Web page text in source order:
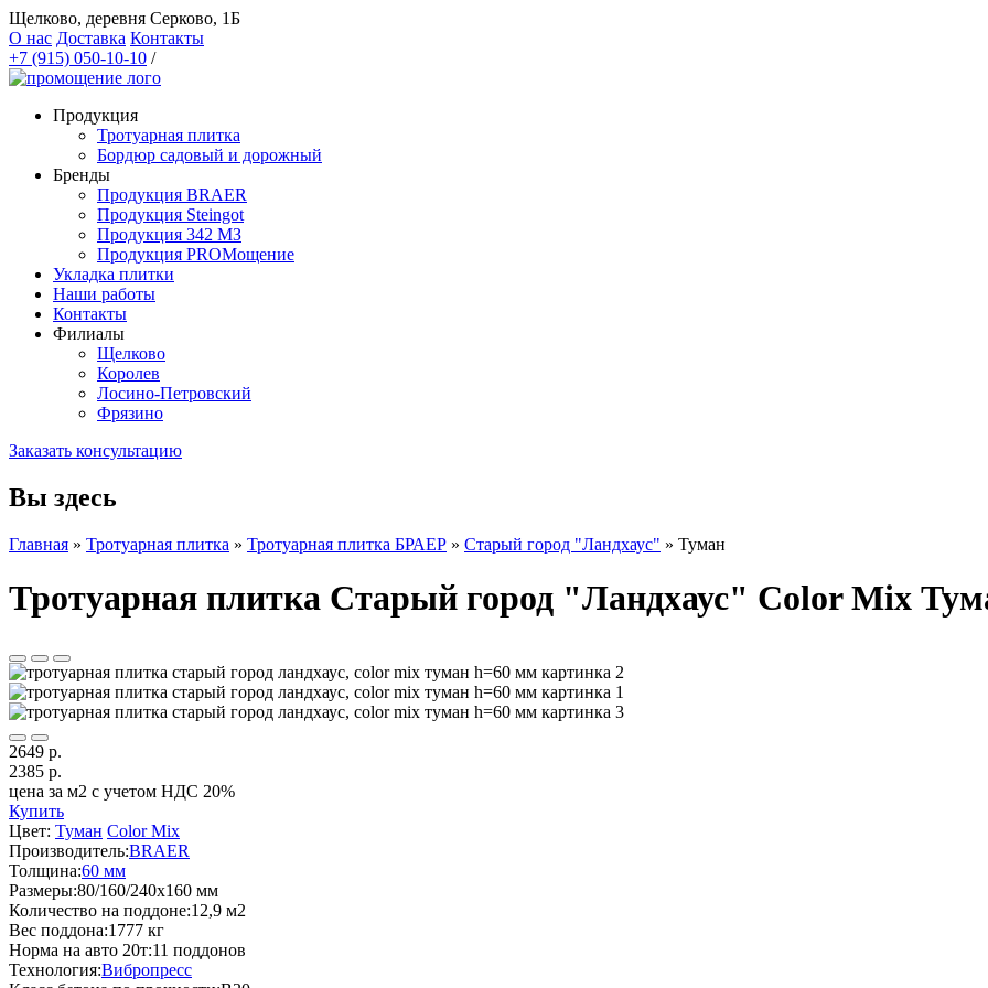
Щелково, деревня Серково, 1Б
О нас Доставка Контакты
+7 (915) 050-10-10 /
Продукция
Тротуарная плитка
Бордюр садовый и дорожный
Бренды
Продукция BRAER
Продукция Steingot
Продукция 342 МЗ
Продукция PROМощение
Укладка плитки
Наши работы
Контакты
Филиалы
Щелково
Королев
Лосино-Петровский
Фрязино
Заказать консультацию
Вы здесь
Главная » Тротуарная плитка » Тротуарная плитка БРАЕР » Старый город "Ландхаус" » Туман
Тротуарная плитка Старый город "Ландхаус" Color Mix
2649 р.
2385 р.
цена за м2 с учетом НДС 20%
Купить
Цвет: Туман Color Mix
Производитель:BRAER
Толщина:60 мм
Размеры:80/160/240х160 мм
Количество на поддоне:12,9 м2
Вес поддона:1777 кг
Норма на авто 20т:11 поддонов
Технология:Вибропресс